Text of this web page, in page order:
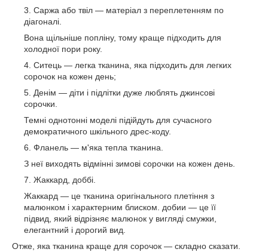
Саржа або твіл — матеріал з переплетенням по
діагоналі.
Вона щільніше попліну, тому краще підходить для
холодної пори року.
Ситець — легка тканина, яка підходить для легких
сорочок на кожен день;
Денім — діти і підлітки дуже люблять джинсові
сорочки.
Темні однотонні моделі підійдуть для сучасного
демократичного шкільного дрес-коду.
Фланель — м'яка тепла тканина.
З неї виходять відмінні зимові сорочки на кожен день.
Жаккард, доббі.
Жаккард — це тканина оригінального плетіння з
малюнком і характерним блиском. добии — це її
підвид, який відрізняє малюнок у вигляді смужки,
елегантний і дорогий вид.
Отже, яка тканина краще для сорочок — складно сказати.